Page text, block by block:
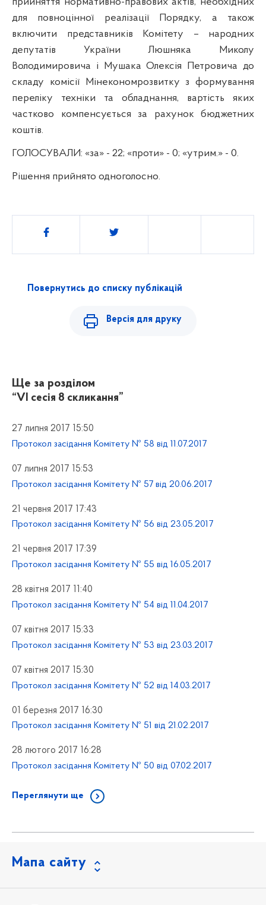
для повноцінної реалізації Порядку, а також
включити представників Комітету – народних
депутатів України Люшняка Миколу
Володимировича і Мушака Олексія Петровича до
складу комісії Мінекономрозвитку з формування
переліку техніки та обладнання, вартість яких
частково компенсується за рахунок бюджетних
коштів.
ГОЛОСУВАЛИ: «за» - 22; «проти» - 0; «утрим.» - 0.
Рішення прийнято одноголосно.
Поділитись
Повернутись до списку публікацій
Версія для друку
Ще за розділом
“VI сесія 8 скликання”
27 липня 2017 15:50
Протокол засідання Комітету № 58 від 11.07.2017
07 липня 2017 15:53
Протокол засідання Комітету № 57 від 20.06.2017
21 червня 2017 17:43
Протокол засідання Комітету № 56 від 23.05.2017
21 червня 2017 17:39
Протокол засідання Комітету № 55 від 16.05.2017
28 квітня 2017 11:40
Протокол засідання Комітету № 54 від 11.04.2017
07 квітня 2017 15:33
Протокол засідання Комітету № 53 від 23.03.2017
07 квітня 2017 15:30
Протокол засідання Комітету № 52 від 14.03.2017
01 березня 2017 16:30
Протокол засідання Комітету № 51 від 21.02.2017
28 лютого 2017 16:28
Протокол засідання Комітету № 50 від 07.02.2017
Переглянути ще
Мапа сайту